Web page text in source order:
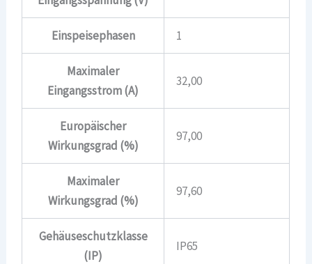
Einspeisephasen 1
Maximaler
Eingangsstrom (A)
32,00
Europäischer
Wirkungsgrad (%)
97,00
Maximaler
Wirkungsgrad (%)
97,60
Gehäuseschutzklasse
(IP)
IP65